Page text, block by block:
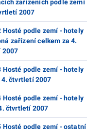
zařízeních podle zemí
2007
Hosté podle zemí - hotely
zařízení celkem za 4.
Hosté podle zemí - hotely
čtvrtletí 2007
Hosté podle zemí - hotely
čtvrtletí 2007
Hosté podle zemí - ostatní